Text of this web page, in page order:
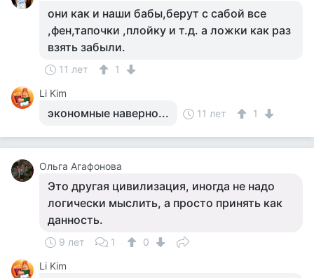
они как и наши бабы,берут с сабой все
,фен,тапочки ,плойку и т.д. а ложки как раз
взять забыли.
11 лет
1
Li Kim
экономные наверно... 11 лет 1
Ольга Агафонова
Это другая цивилизация, иногда не надо
логически мыслить, а просто принять как
данность.
9 лет 1
0
Li Kim